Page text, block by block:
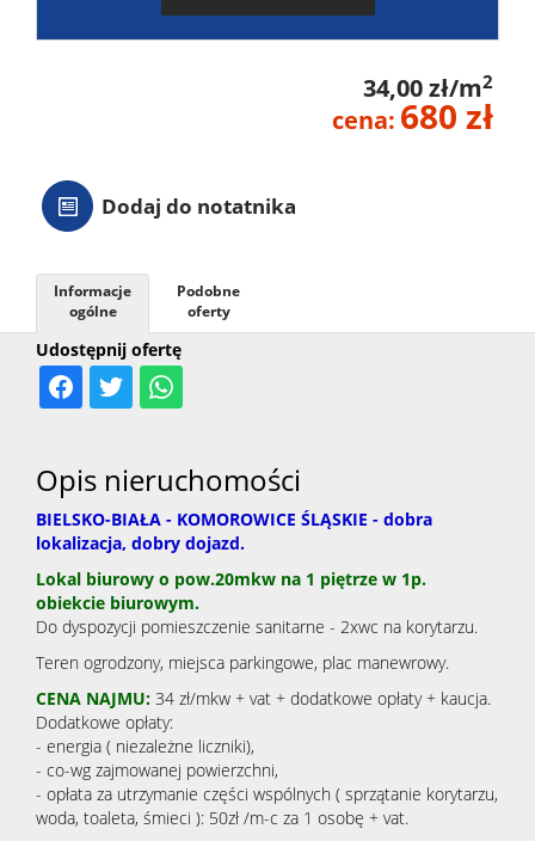
34,00 zł/m2
cena: 680 zł
Dodaj do notatnika
Udostępnij ofertę
Informacje
ogólne
Podobne
oferty
Opis nieruchomości
BIELSKO-BIAŁA - KOMOROWICE ŚLĄSKIE - dobra
lokalizacja, dobry dojazd.
Lokal biurowy o pow.20mkw na 1 piętrze w 1p.
obiekcie biurowym.
Do dyspozycji pomieszczenie sanitarne - 2xwc na korytarzu.
Teren ogrodzony, miejsca parkingowe, plac manewrowy.
CENA NAJMU: 34 zł/mkw + vat + dodatkowe opłaty + kaucja.
Dodatkowe opłaty:
- energia ( niezależne liczniki),
- co-wg zajmowanej powierzchni,
- opłata za utrzymanie części wspólnych ( sprzątanie korytarzu,
woda, toaleta, śmieci ): 50zł /m-c za 1 osobę + vat.